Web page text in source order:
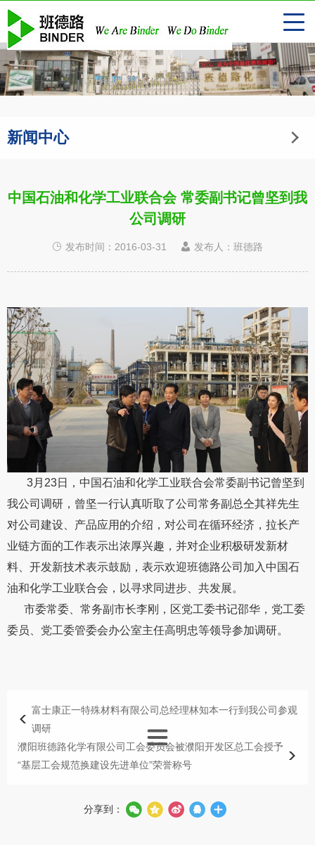
新闻中心
中国石油和化学工业联合会 常委副书记曾坚到我
公司调研
发布时间：2016-03-31 发布人：班德路
3月23日，中国石油和化学工业联合会常委副书记曾坚到
我公司调研，曾坚一行认真听取了公司常务副总仝其祥先生
对公司建设、产品应用的介绍，对公司在循环经济，拉长产
业链方面的工作表示出浓厚兴趣，并对企业积极研发新材
料、开发新技术表示鼓励，表示欢迎班德路公司加入中国石
油和化学工业联合会，以寻求同进步、共发展。
市委常委、常务副市长李刚，区党工委书记邵华，党工委
委员、党工委管委会办公室主任高明忠等领导参加调研。
富士康正一特殊材料有限公司总经理林知本一行到我公司参观
调研
濮阳班德路化学有限公司工会委员会被濮阳开发区总工会授予
“基层工会规范换建设先进单位”荣誉称号
分享到：